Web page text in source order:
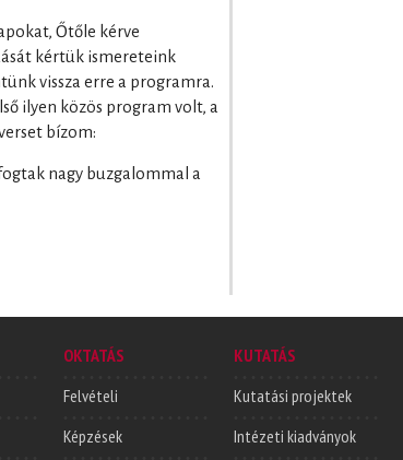
Őtőle kérve
kértük ismereteink
vissza erre a programra.
ilyen közös program volt, a
bízom:
nagy buzgalommal a
OKTATÁS
Felvételi
Képzések
KUTATÁS
Kutatási projektek
Intézeti kiadványok